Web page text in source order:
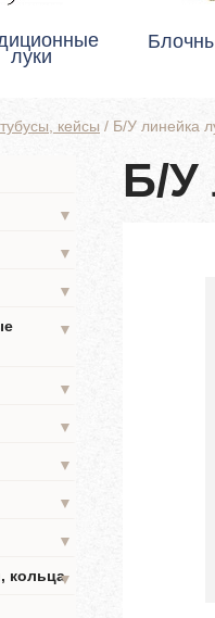
луки
кейсы / Б/У линейка
▼
▼
▼
▼
▼
▼
▼
▼
▼
кольца▼
Б/У